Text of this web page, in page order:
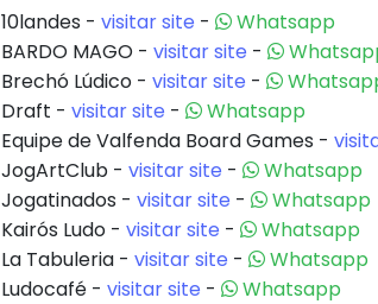
10landes - visitar site -
Whatsapp
BARDO MAGO - visitar site -
Brechó Lúdico - visitar site -
Draft - visitar site -
Whatsapp
Equipe de Valfenda Board Games -
JogArtClub - visitar site -
Whatsapp
Jogatinados - visitar site -
Whatsapp
Kairós Ludo - visitar site -
Whatsapp
La Tabuleria - visitar site -
Whatsapp
Ludocafé - visitar site -
Whatsapp